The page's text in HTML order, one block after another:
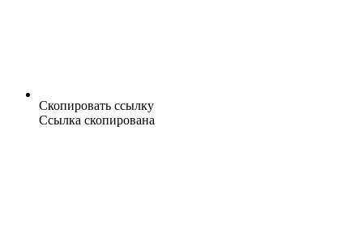
Скопировать ссылку
Ссылка скопирована